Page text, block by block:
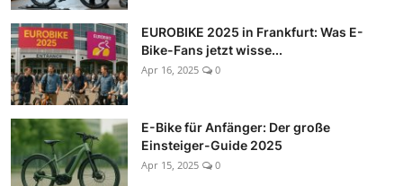
EUROBIKE 2025 in Frankfurt: Was E-
Bike-Fans jetzt wisse...
Apr 16, 2025 0
E-Bike für Anfänger: Der große
Einsteiger-Guide 2025
Apr 15, 2025 0